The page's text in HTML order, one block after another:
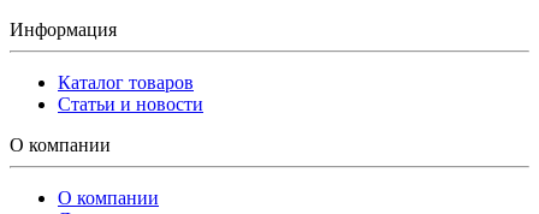
Информация
Каталог товаров
Статьи и новости
О компании
О компании